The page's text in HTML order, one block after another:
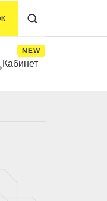
Кабинет
NEW